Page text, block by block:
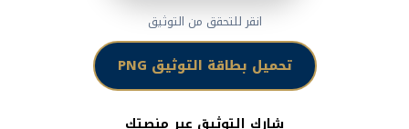
انقر للتحقق من التوثيق
تحميل بطاقة التوثيق PNG